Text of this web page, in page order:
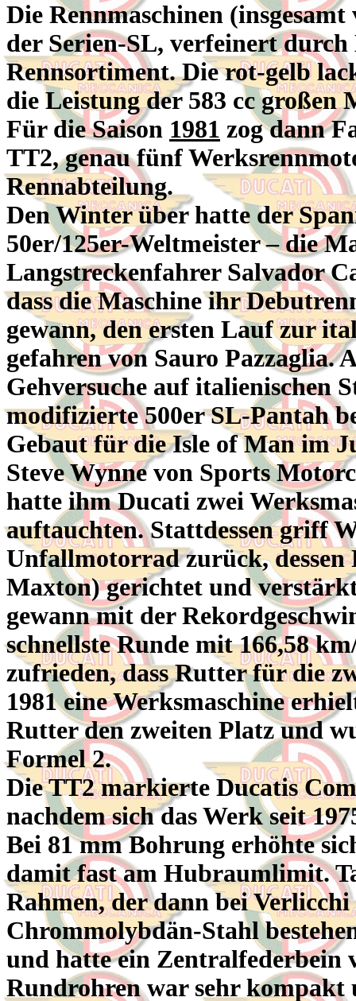
Die Rennmaschinen
der Serien-SL, verfeinert
Rennsortiment. Die rot-gelb
die Leistung der 583 cc großen
Für die Saison 1981 zog dann
TT2, genau fünf
Rennabteilung.
Den Winter über hatte der
50er/125er-Weltmeister – die
Langstreckenfahrer Salvador
dass die Maschine ihr
gewann, den ersten Lauf zur
gefahren von Sauro Pazzaglia.
Gehversuche auf italienischen
modifizierte 500er SL-Pantah
Gebaut für die Isle of Man im
Steve Wynne von Sports
hatte ihm Ducati zwei
auftauchten. Stattdessen griff
Unfallmotorrad zurück,
Maxton) gerichtet und
gewann mit der
schnellste Runde mit 166,58
zufrieden, dass Rutter für die
1981 eine Werksmaschine
Rutter den zweiten Platz und
Formel 2.
Die TT2 markierte Ducatis
nachdem sich das Werk seit
Bei 81 mm Bohrung erhöhte
damit fast am Hubraumlimit.
Rahmen, der dann bei
Chrommolybdän-Stahl
und hatte ein Zentralfederbein
Rundrohren war sehr